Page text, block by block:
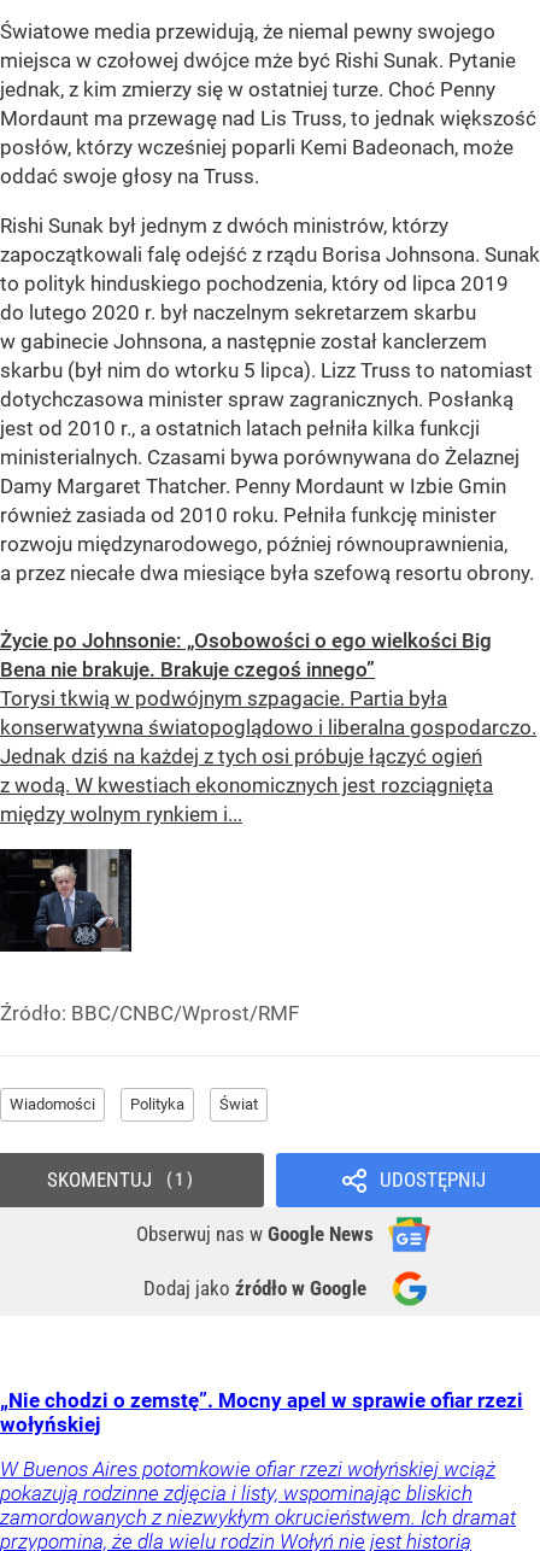
Światowe media przewidują, że niemal pewny swojego
miejsca w czołowej dwójce mże być Rishi Sunak. Pytanie
jednak, z kim zmierzy się w ostatniej turze. Choć Penny
Mordaunt ma przewagę nad Lis Truss, to jednak większość
posłów, którzy wcześniej poparli Kemi Badeonach, może
oddać swoje głosy na Truss.
Rishi Sunak był jednym z dwóch ministrów, którzy
zapoczątkowali falę odejść z rządu Borisa Johnsona. Sunak
to polityk hinduskiego pochodzenia, który od lipca 2019
do lutego 2020 r. był naczelnym sekretarzem skarbu
w gabinecie Johnsona, a następnie został kanclerzem
skarbu (był nim do wtorku 5 lipca). Lizz Truss to natomiast
dotychczasowa minister spraw zagranicznych. Posłanką
jest od 2010 r., a ostatnich latach pełniła kilka funkcji
ministerialnych. Czasami bywa porównywana do Żelaznej
Damy Margaret Thatcher. Penny Mordaunt w Izbie Gmin
również zasiada od 2010 roku. Pełniła funkcję minister
rozwoju międzynarodowego, później równouprawnienia,
a przez niecałe dwa miesiące była szefową resortu obrony.
Życie po Johnsonie: „Osobowości o ego wielkości Big
Bena nie brakuje. Brakuje czegoś innego”
Torysi tkwią w podwójnym szpagacie. Partia była
konserwatywna światopoglądowo i liberalna gospodarczo.
Jednak dziś na każdej z tych osi próbuje łączyć ogień
z wodą. W kwestiach ekonomicznych jest rozciągnięta
między wolnym rynkiem i...
Źródło: BBC/CNBC/Wprost/RMF
Wiadomości Polityka Świat
UDOSTĘPNIJ
Obserwuj nas w Google News
Dodaj jako źródło w Google
SKOMENTUJ 1
„Nie chodzi o zemstę”. Mocny apel w sprawie ofiar rzezi
wołyńskiej
W Buenos Aires potomkowie ofiar rzezi wołyńskiej wciąż
pokazują rodzinne zdjęcia i listy, wspominając bliskich
zamordowanych z niezwykłym okrucieństwem. Ich dramat
przypomina, że dla wielu rodzin Wołyń nie jest historią